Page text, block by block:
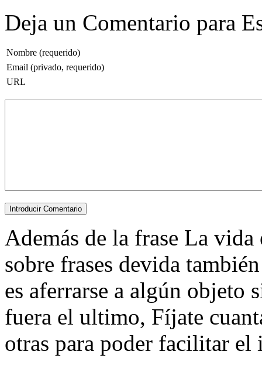
Deja un Comentario para
Nombre (requerido)
Email (privado, requerido)
URL
Además de la frase La
sobre frases devida
es aferrarse a algún objeto
fuera el ultimo, Fíjate
otras para poder facilitar el